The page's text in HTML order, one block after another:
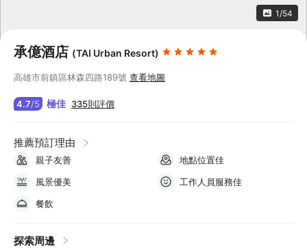
1/54
承億酒店 (TAI Urban Resort)
高雄市前鎮區林森四路189號 查看地圖
4.7/5 極佳 335則評價
推薦預訂理由
親子友善
地點位置佳
風景優美
工作人員服務佳
餐飲
探索周邊